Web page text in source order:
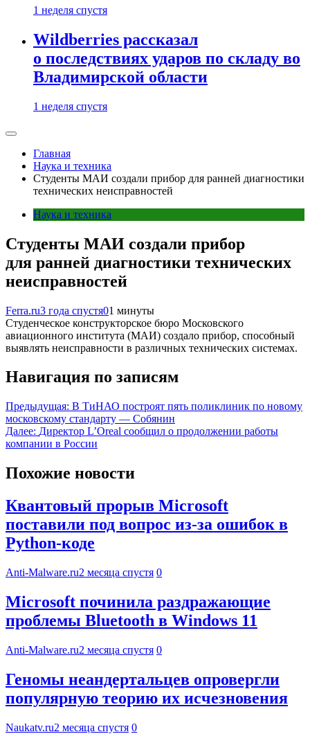
1 неделя спустя
Wildberries рассказал
о последствиях ударов по складу во
Владимирской области
1 неделя спустя
Главная
Наука и техника
Студенты МАИ создали прибор для ранней диагностики
технических неисправностей
Наука и техника
Студенты МАИ создали прибор
для ранней диагностики технических
неисправностей
Ferra.ru3 года спустя01 минуты
Студенческое конструкторское бюро Московского
авиационного института (МАИ) создало прибор, способный
выявлять неисправности в различных технических системах.
Навигация по записям
Предыдущая: В ТиНАО построят пять поликлиник по новому
московскому стандарту — Собянин
Далее: Директор L’Oreal сообщил о продолжении работы
компании в России
Похожие новости
Квантовый прорыв Microsoft
поставили под вопрос из-за ошибок в
Python-коде
Anti-Malware.ru2 месяца спустя 0
Microsoft починила раздражающие
проблемы Bluetooth в Windows 11
Anti-Malware.ru2 месяца спустя 0
Геномы неандертальцев опровергли
популярную теорию их исчезновения
Naukatv.ru2 месяца спустя 0